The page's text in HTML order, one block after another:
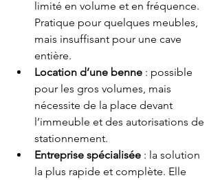
limité en volume et en fréquence.
Pratique pour quelques meubles,
mais insuffisant pour une cave
entière.
Location d’une benne : possible
pour les gros volumes, mais
nécessite de la place devant
l’immeuble et des autorisations de
stationnement.
Entreprise spécialisée : la solution
la plus rapide et complète. Elle